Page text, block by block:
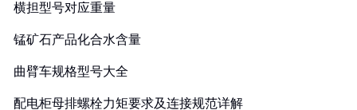
横担型号对应重量
锰矿石产品化合水含量
曲臂车规格型号大全
配电柜母排螺栓力矩要求及连接规范详解